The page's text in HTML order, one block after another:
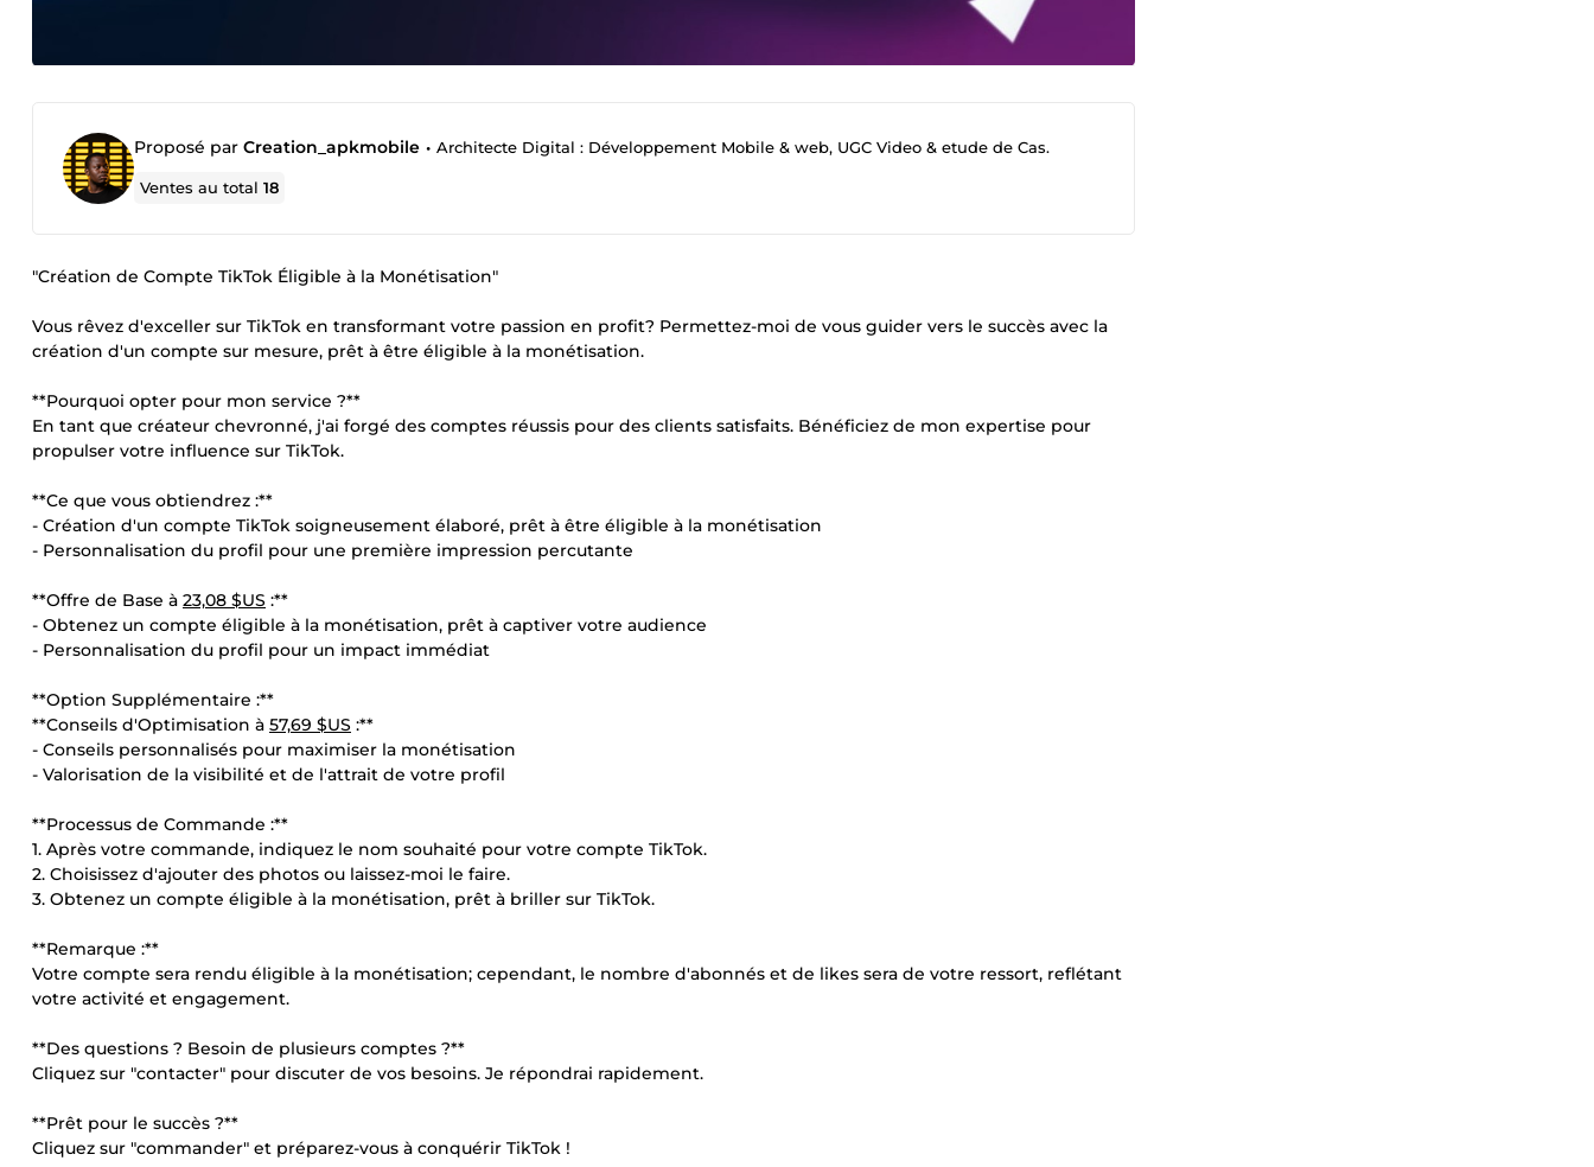
Proposé par Creation_apkmobile • Architecte Digital : Développement Mobile & web, UGC Video & etude de Cas.
Ventes au total18
"Création de Compte TikTok Éligible à la Monétisation"
Vous rêvez d'exceller sur TikTok en transformant votre passion en profit? Permettez-moi de vous guider vers le succès avec la
création d'un compte sur mesure, prêt à être éligible à la monétisation.
**Pourquoi opter pour mon service ?**
En tant que créateur chevronné, j'ai forgé des comptes réussis pour des clients satisfaits. Bénéficiez de mon expertise pour
propulser votre influence sur TikTok.
**Ce que vous obtiendrez :**
- Création d'un compte TikTok soigneusement élaboré, prêt à être éligible à la monétisation
- Personnalisation du profil pour une première impression percutante
**Offre de Base à 23,08 $US :**
- Obtenez un compte éligible à la monétisation, prêt à captiver votre audience
- Personnalisation du profil pour un impact immédiat
**Option Supplémentaire :**
**Conseils d'Optimisation à 57,69 $US :**
- Conseils personnalisés pour maximiser la monétisation
- Valorisation de la visibilité et de l'attrait de votre profil
**Processus de Commande :**
1. Après votre commande, indiquez le nom souhaité pour votre compte TikTok.
2. Choisissez d'ajouter des photos ou laissez-moi le faire.
3. Obtenez un compte éligible à la monétisation, prêt à briller sur TikTok.
**Remarque :**
Votre compte sera rendu éligible à la monétisation; cependant, le nombre d'abonnés et de likes sera de votre ressort, reflétant
votre activité et engagement.
**Des questions ? Besoin de plusieurs comptes ?**
Cliquez sur "contacter" pour discuter de vos besoins. Je répondrai rapidement.
**Prêt pour le succès ?**
Cliquez sur "commander" et préparez-vous à conquérir TikTok !